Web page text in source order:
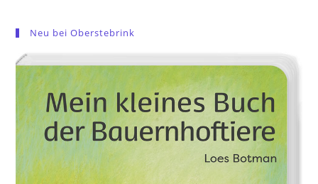
Neu bei Oberstebrink